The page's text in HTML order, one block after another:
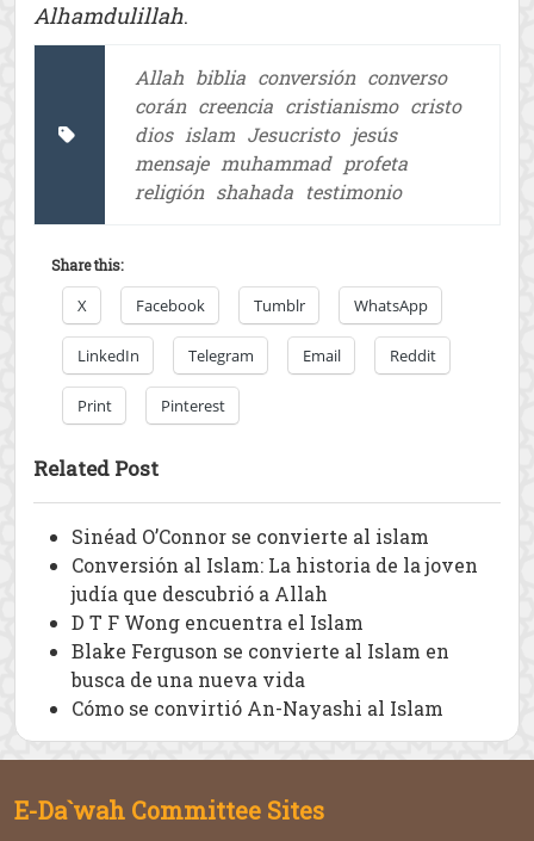
Alhamdulillah.
Allah biblia conversión converso
corán creencia cristianismo cristo
dios islam Jesucristo jesús
mensaje muhammad profeta
religión shahada testimonio
Share this:
X Facebook Tumblr WhatsApp
LinkedIn Telegram Email Reddit
Print Pinterest
Related Post
Sinéad O’Connor se convierte al islam
Conversión al Islam: La historia de la joven
judía que descubrió a Allah
D T F Wong encuentra el Islam
Blake Ferguson se convierte al Islam en
busca de una nueva vida
Cómo se convirtió An-Nayashi al Islam
E-Da`wah Committee Sites